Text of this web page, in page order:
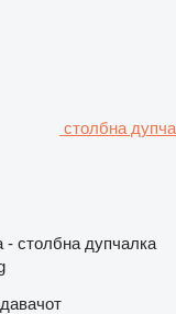
столбна
- столбна дупчалка